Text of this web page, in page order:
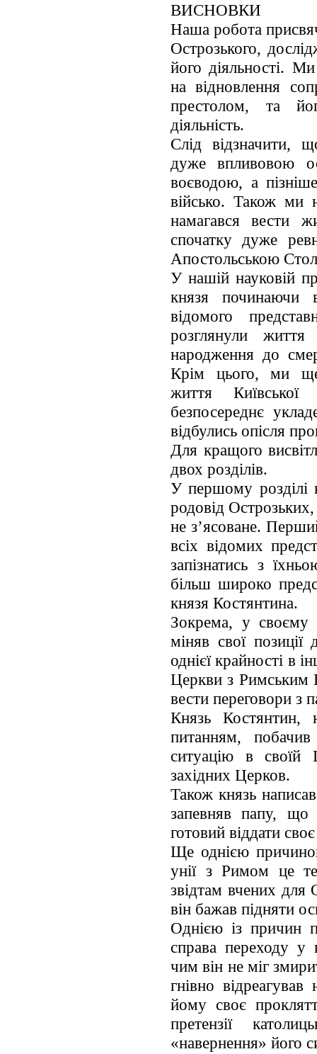
ВИСНОВКИ
Наша робота
Острозького,
його діяльності.
на відновлення
престолом, та
діяльність.
Слід відзначити,
дуже впливовою
воєводою, а
військо. Також ми
намагався вести
спочатку дуже
Апостольською
У нашій науковій
князя починаючи
відомого
розглянули
народження до
Крім цього, ми ще
життя
безпосереднє
відбулись опісля
Для кращого
двох розділів.
У першому розділі
родовід
не з’ясоване.
всіх відомих
запізнатись з
більш широко
князя Костянтина.
Зокрема, у своєму
міняв свої
однієї крайності в
Церкви з Римським
вести переговори з
Князь Костянтин,
питанням,
ситуацію в своїй
західних Церков.
Також князь
запевняв папу, що
готовий віддати
Ще однією
унії з Римом це
звідтам вчених для
він бажав підняти
Однією із причин
справа переходу у
чим він не міг
гнівно
йому своє
претензії
«навернення» його